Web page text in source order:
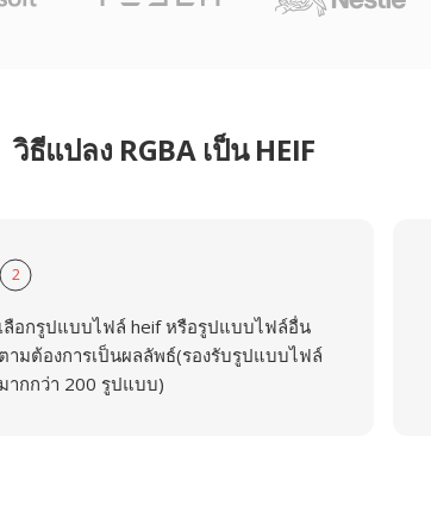
วิธีแปลง RGBA เป็น HEIF
2
เลือกรูปแบบไฟล์ heif หรือรูปแบบไฟล์อื่น
ตามต้องการเป็นผลลัพธ์(รองรับรูปแบบไฟล์
มากกว่า 200 รูปแบบ)